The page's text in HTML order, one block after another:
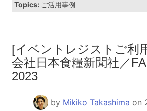
Topics: ご活用事例
[イベントレジストご利
会社日本食糧新聞社／
2023
by Mikiko Takashima on